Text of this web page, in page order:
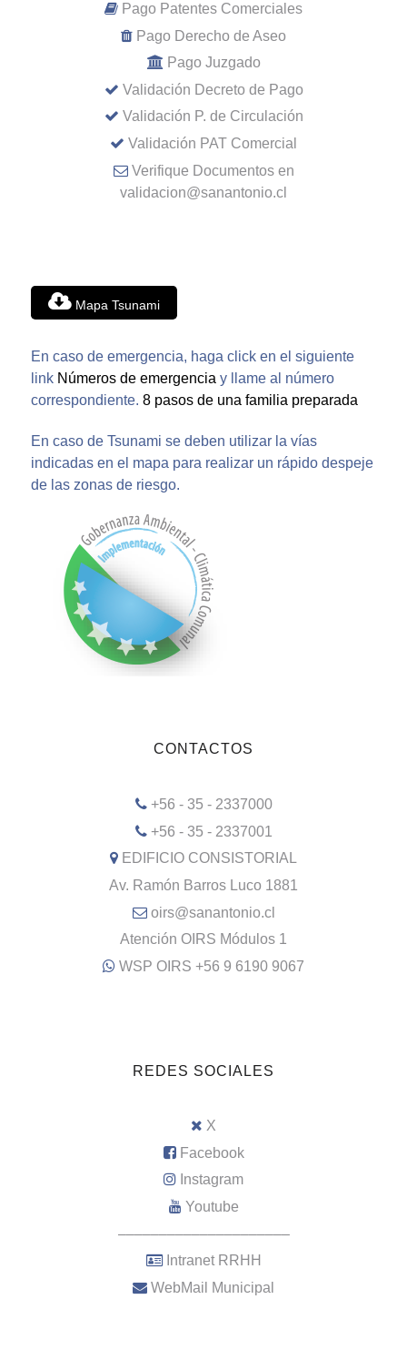
Pago Patentes Comerciales
Pago Derecho de Aseo
Pago Juzgado
Validación Decreto de Pago
Validación P. de Circulación
Validación PAT Comercial
Verifique Documentos en
validacion@sanantonio.cl
Mapa Tsunami
En caso de emergencia, haga click en el siguiente
link Números de emergencia y llame al número
correspondiente. 8 pasos de una familia preparada
En caso de Tsunami se deben utilizar la vías
indicadas en el mapa para realizar un rápido despeje
de las zonas de riesgo.
CONTACTOS
+56 - 35 - 2337000
+56 - 35 - 2337001
EDIFICIO CONSISTORIAL
Av. Ramón Barros Luco 1881
oirs@sanantonio.cl
Atención OIRS Módulos 1
WSP OIRS +56 9 6190 9067
REDES SOCIALES
X
Facebook
Instagram
Youtube
–––––––––––––––––––––
Intranet RRHH
WebMail Municipal